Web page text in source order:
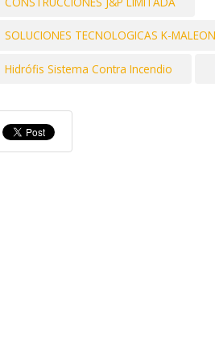
SOLUCIONES TECNOLOGICAS K-
Hidrófis Sistema Contra Incendio